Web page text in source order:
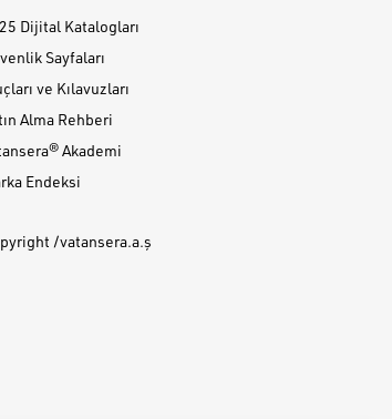
Dijital Katalogları
Sayfaları
ve Kılavuzları
Alma Rehberi
Akademi
Endeksi
/vatansera.a.ş